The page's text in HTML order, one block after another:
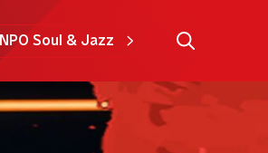
NPO Soul & Jazz